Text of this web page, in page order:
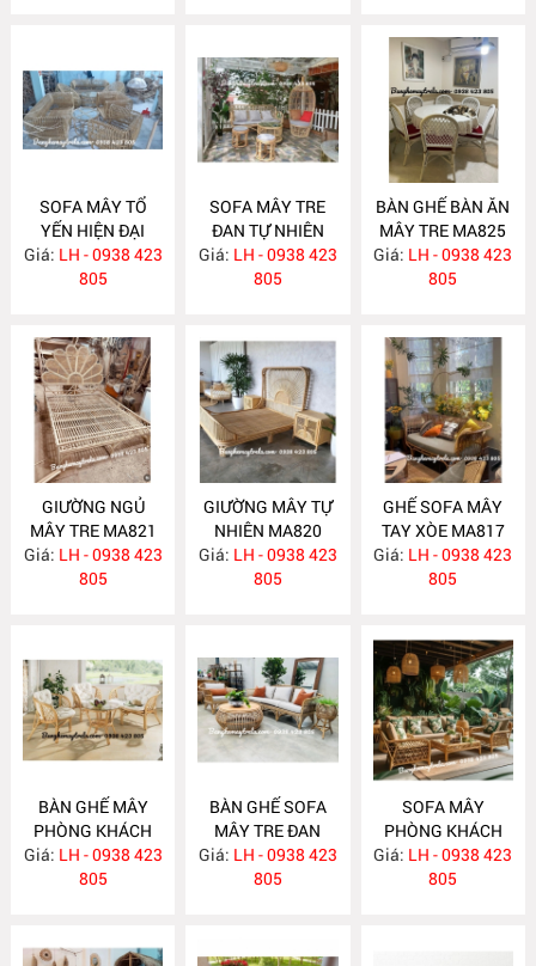
SOFA MÂY TỔ
YẾN HIỆN ĐẠI
MA831
Giá: LH - 0938 423
805
SOFA MÂY TRE
ĐAN TỰ NHIÊN
MA830
Giá: LH - 0938 423
805
BÀN GHẾ BÀN ĂN
MÂY TRE MA825
Giá: LH - 0938 423
805
GIƯỜNG NGỦ
MÂY TRE MA821
Giá: LH - 0938 423
805
GIƯỜNG MÂY TỰ
NHIÊN MA820
Giá: LH - 0938 423
805
GHẾ SOFA MÂY
TAY XÒE MA817
Giá: LH - 0938 423
805
BÀN GHẾ MÂY
PHÒNG KHÁCH
NHỎ GỌN MA814
Giá: LH - 0938 423
805
BÀN GHẾ SOFA
MÂY TRE ĐAN
MA813
Giá: LH - 0938 423
805
SOFA MÂY
PHÒNG KHÁCH
MA812
Giá: LH - 0938 423
805